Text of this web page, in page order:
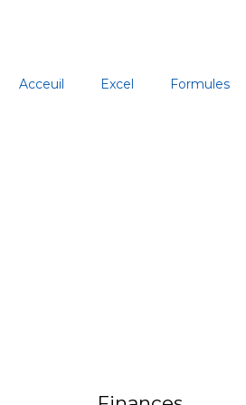
Acceuil Excel Formules